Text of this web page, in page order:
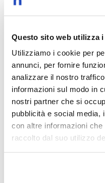
Questo sito web utilizza
Utilizziamo i cookie per
annunci, per fornire
analizzare il nostro
informazioni sul modo in
nostri partner che si
pubblicità e social media,
con altre informazioni
raccolto dal suo utilizzo
delle “Settimane sociali”
Ivana Pais
04/12/2024
intelligenza